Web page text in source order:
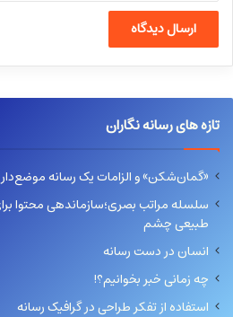
تازه های رسانه نگاران
«گمان‌شکن» و الزامات یک رسانه
سلسله مراتب بصری؛سازماندهی محتوا
طبیعی چشم
انسان در دست رسانه
چه زمانی خبر بخوانیم؟!
استفاده از تفکر طراحی در گرافیک رسانه